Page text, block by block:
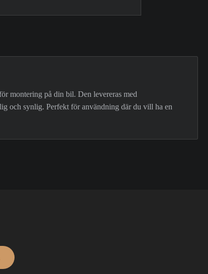
montering på din bil. Den levereras med
och synlig. Perfekt för användning där du vill ha en